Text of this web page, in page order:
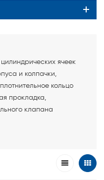
ячеек
и колпачки,
кольцо
прокладка,
клапана